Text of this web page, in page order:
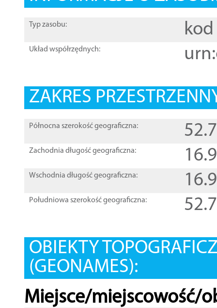
Typ zasobu: kod
Układ współrzędnych:
ZAKRES
Północna szerokość geograficzna:
Zachodnia długość geograficzna:
Wschodnia długość geograficzna:
Południowa szerokość geograficzna:
OBIEKTY
(GEONAMES):
Miejsce/miejscowość/